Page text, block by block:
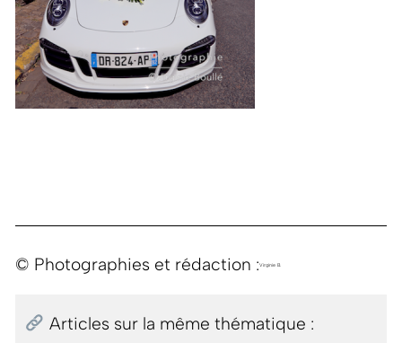
© Photographies et rédaction :Virginie B.
Articles sur la même thématique :